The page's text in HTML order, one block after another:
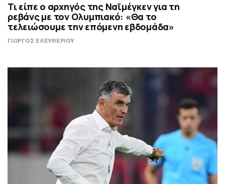
Τι είπε ο αρχηγός της Ναϊμέγκεν για τη
ρεβάνς με τον Ολυμπιακό: «Θα το
τελειώσουμε την επόμενη εβδομάδα»
ΓΙΩΡΓΟΣ ΕΛΕΥΘΕΡΙΟΥ